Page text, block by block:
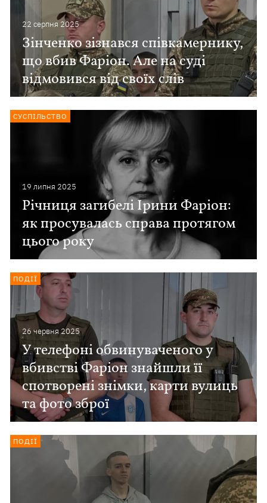
22 серпня 2025
Зінченко зізнався співкамернику,
що вбив Фаріон. Але на суді
відмовився від своїх слів
19 липня 2025
Річниця загибелі Ірини Фаріон:
як просувалась справа протягом
цього року
СУСПІЛЬСТВО
26 червня 2025
У телефоні обвинуваченого у
вбивстві Фаріон знайшли її
спотворені знімки, карти вулиць
та фото зброї
ПОДІЇ
ПОДІЇ